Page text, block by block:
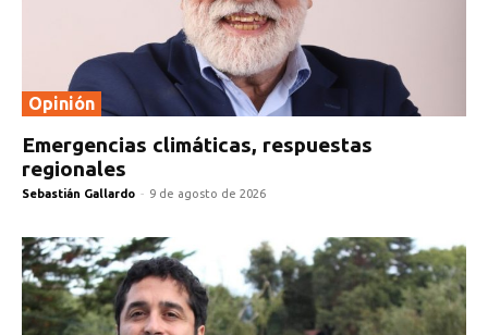
Opinión
Emergencias climáticas, respuestas
regionales
Sebastián Gallardo - 9 de agosto de 2026